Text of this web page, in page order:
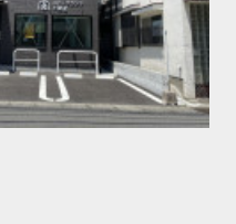
(5) その他上記(1)から
なお、当社は、サイト
タをサイト管理会社に提
このように提供された